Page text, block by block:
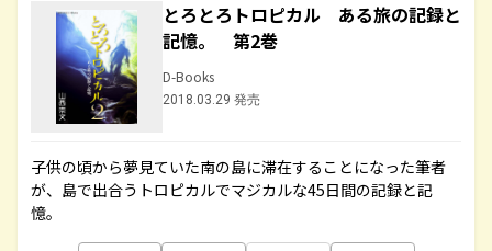
とろとろトロピカル ある旅の記録と
記憶。 第2巻
D-Books
2018.03.29 発売
子供の頃から夢見ていた南の島に滞在することになった筆者
が、島で出合うトロピカルでマジカルな45日間の記録と記
憶。